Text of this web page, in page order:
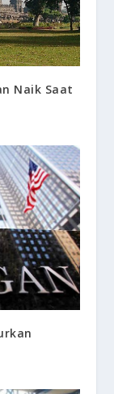
Naik Saat